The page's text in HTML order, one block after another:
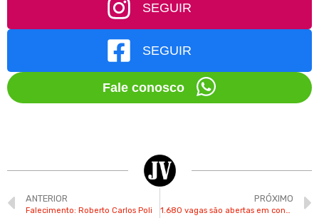
SEGUIR
SEGUIR
Fale conosco
ANTERIOR
Falecimento: Roberto Carlos Poli
PRÓXIMO
1.680 vagas são abertas em concurso público pela Marinha do Brasil em todo o país